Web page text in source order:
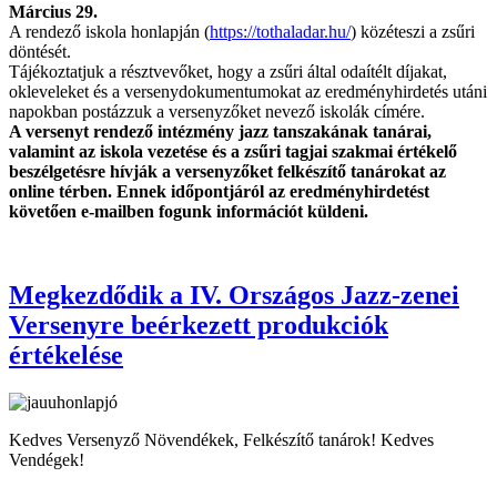
Március 29.
A rendező iskola honlapján (https://tothaladar.hu/) közéteszi a zsűri
döntését.
Tájékoztatjuk a résztvevőket, hogy a zsűri által odaítélt díjakat,
okleveleket és a versenydokumentumokat az eredményhirdetés utáni
napokban postázzuk a versenyzőket nevező iskolák címére.
A versenyt rendező intézmény jazz tanszakának tanárai,
valamint az iskola vezetése és a zsűri tagjai szakmai értékelő
beszélgetésre hívják a versenyzőket felkészítő tanárokat az
online térben. Ennek időpontjáról az eredményhirdetést
követően e-mailben fogunk információt küldeni.
Megkezdődik a IV. Országos Jazz-zenei
Versenyre beérkezett produkciók
értékelése
Kedves Versenyző Növendékek, Felkészítő tanárok! Kedves
Vendégek!